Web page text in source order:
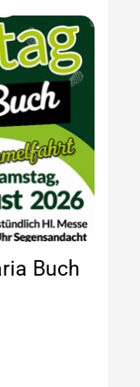
Buch